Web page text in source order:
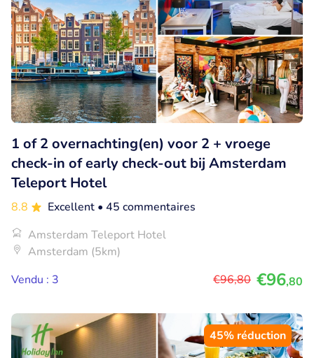
1 of 2 overnachting(en) voor 2 + vroege
check-in of early check-out bij Amsterdam
Teleport Hotel
8.8 Excellent • 45 commentaires
Amsterdam Teleport Hotel
Amsterdam (5km)
Vendu : 3
€96,80 €96,80
45% réduction